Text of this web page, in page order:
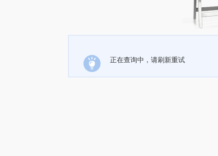
正在查询中，请刷新重试